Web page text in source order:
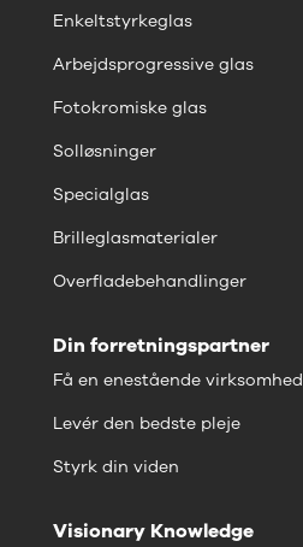
Enkeltstyrkeglas
Arbejdsprogressive glas
Fotokromiske glas
Solløsninger
Specialglas
Brilleglasmaterialer
Overfladebehandlinger
Din forretningspartner
Få en enestående virksomhed
Levér den bedste pleje
Styrk din viden
Visionary Knowledge